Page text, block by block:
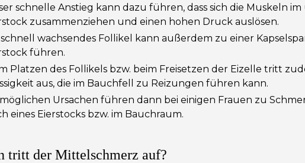
schnelle Anstieg kann dazu führen, dass sich die Muskeln
zusammenziehen und einen hohen Druck auslösen.
schnell wachsendes Follikel kann außerdem zu einer
führen.
Platzen des Follikels bzw. beim Freisetzen der Eizelle tritt
aus, die im Bauchfell zu Reizungen führen kann.
möglichen Ursachen führen dann bei einigen Frauen zu
eines Eierstocks bzw. im Bauchraum.
tritt der Mittelschmerz auf?